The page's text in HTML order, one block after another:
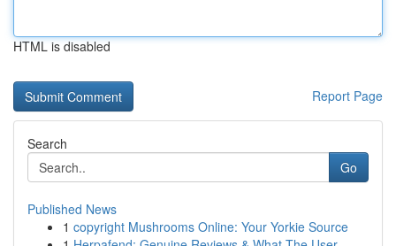
HTML is disabled
Report Page
Search
Go
Published News
1 copyright Mushrooms Online: Your Yorkie Source